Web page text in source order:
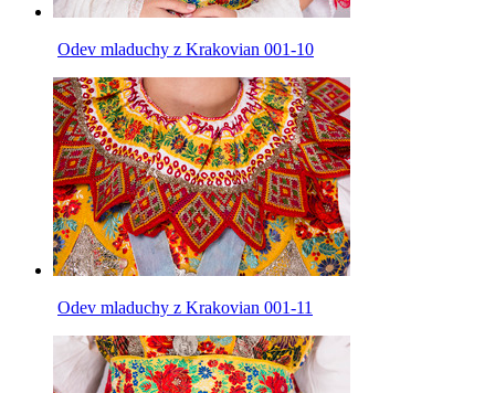
Odev mladuchy z Krakovian 001-10
Odev mladuchy z Krakovian 001-11